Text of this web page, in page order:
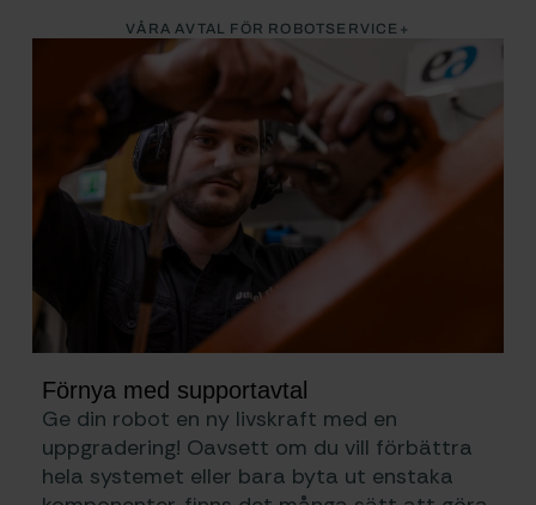
VÅRA AVTAL FÖR ROBOTSERVICE+
Förnya med supportavtal
Ge din robot en ny livskraft med en
uppgradering! Oavsett om du vill förbättra
hela systemet eller bara byta ut enstaka